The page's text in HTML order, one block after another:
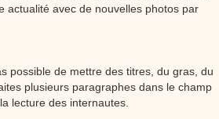
actualité avec de nouvelles photos par
possible de mettre des titres, du gras, du
plusieurs paragraphes dans le champ
lecture des internautes.